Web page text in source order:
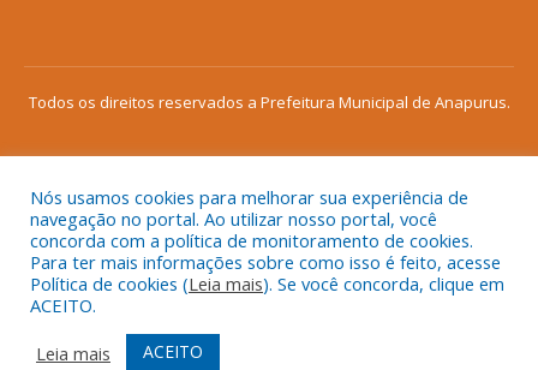
Todos os direitos reservados a Prefeitura Municipal de Anapurus.
Mapa do Site
Acessar Área Administrativa
Acessar o Webmail
Nós usamos cookies para melhorar sua experiência de
navegação no portal. Ao utilizar nosso portal, você
concorda com a política de monitoramento de cookies.
Para ter mais informações sobre como isso é feito, acesse
Política de cookies (Leia mais). Se você concorda, clique em
ACEITO.
Leia mais
ACEITO